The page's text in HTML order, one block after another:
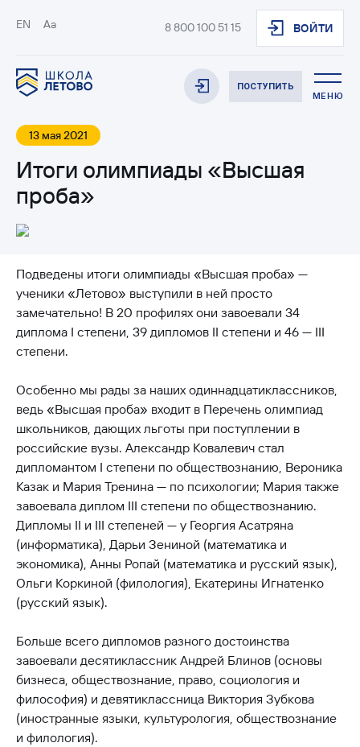
EN Aa 8 800 100 51 15 ВОЙТИ
ПОСТУПИТЬ
МЕНЮ
13 мая 2021
Итоги олимпиады «Высшая
проба»
Подведены итоги олимпиады «Высшая проба» —
ученики «Летово» выступили в ней просто
замечательно! В 20 профилях они завоевали 34
диплома I степени, 39 дипломов II степени и 46 — III
степени.
Особенно мы рады за наших одиннадцатиклассников,
ведь «Высшая проба» входит в Перечень олимпиад
школьников, дающих льготы при поступлении в
российские вузы. Александр Ковалевич стал
дипломантом I степени по обществознанию, Вероника
Казак и Мария Тренина — по психологии; Мария также
завоевала диплом III степени по обществознанию.
Дипломы II и III степеней — у Георгия Асатряна
(информатика), Дарьи Зениной (математика и
экономика), Анны Ропай (математика и русский язык),
Ольги Коркиной (филология), Екатерины Игнатенко
(русский язык).
Больше всего дипломов разного достоинства
завоевали десятиклассник Андрей Блинов (основы
бизнеса, обществознание, право, социология и
философия) и девятиклассница Виктория Зубкова
(иностранные языки, культурология, обществознание
и филология).